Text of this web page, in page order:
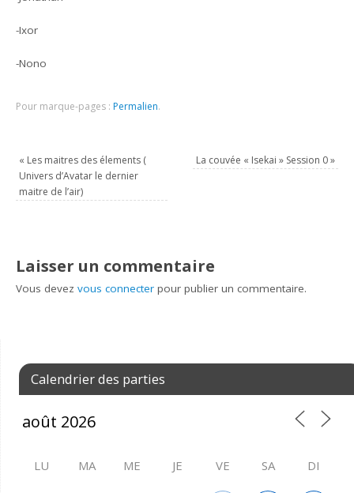
-Ixor
-Nono
Pour marque-pages : Permalien.
« Les maitres des élements (
Univers d’Avatar le dernier
maitre de l’air)
La couvée « Isekai » Session 0»
Laisser un commentaire
Vous devezvous connecter pour publier un commentaire.
Calendrier des parties
LU MA ME JE VE SA DI